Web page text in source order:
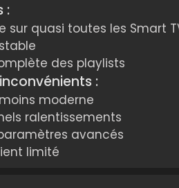
:
sur quasi toutes les Smart
des playlists
:
moderne
ralentissements
avancés
limité